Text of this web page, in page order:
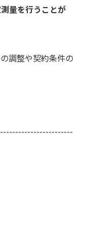
量を行うことが
調整や契約条件の